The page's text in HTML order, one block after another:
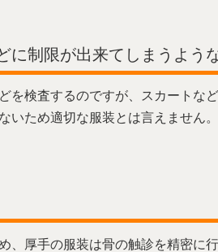
に制限が出来てしまうよう
を検査するのですが、スカートな
いため適切な服装とは言えません。
、厚手の服装は骨の触診を精密に